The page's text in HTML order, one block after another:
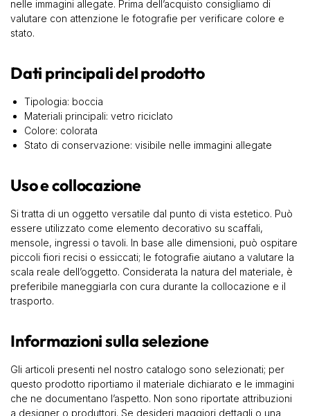
nelle immagini allegate. Prima dell’acquisto consigliamo di
valutare con attenzione le fotografie per verificare colore e
stato.
Dati principali del prodotto
Tipologia: boccia
Materiali principali: vetro riciclato
Colore: colorata
Stato di conservazione: visibile nelle immagini allegate
Uso e collocazione
Si tratta di un oggetto versatile dal punto di vista estetico. Può
essere utilizzato come elemento decorativo su scaffali,
mensole, ingressi o tavoli. In base alle dimensioni, può ospitare
piccoli fiori recisi o essiccati; le fotografie aiutano a valutare la
scala reale dell’oggetto. Considerata la natura del materiale, è
preferibile maneggiarla con cura durante la collocazione e il
trasporto.
Informazioni sulla selezione
Gli articoli presenti nel nostro catalogo sono selezionati; per
questo prodotto riportiamo il materiale dichiarato e le immagini
che ne documentano l’aspetto. Non sono riportate attribuzioni
a designer o produttori. Se desideri maggiori dettagli o una